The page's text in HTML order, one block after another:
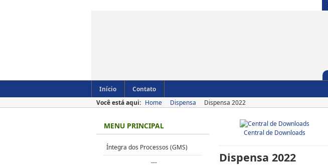
Início
Contato
Você está aqui: Home Dispensa Dispensa 2022
Central de Downloads
Dispensa 2022
MENU PRINCIPAL
Íntegra dos Processos (GMS)
---